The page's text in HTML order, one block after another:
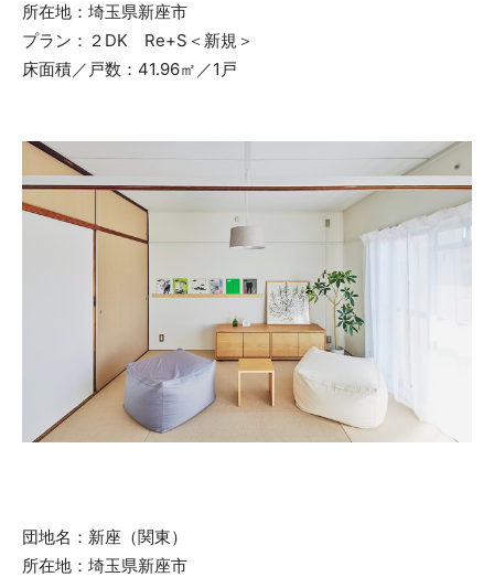
所在地：埼玉県新座市
プラン：２DK Re+S＜新規＞
床面積／戸数：41.96㎡／1戸
団地名：新座（関東）
所在地：埼玉県新座市